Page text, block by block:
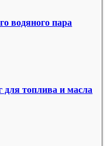
водяного пара
топлива и масла